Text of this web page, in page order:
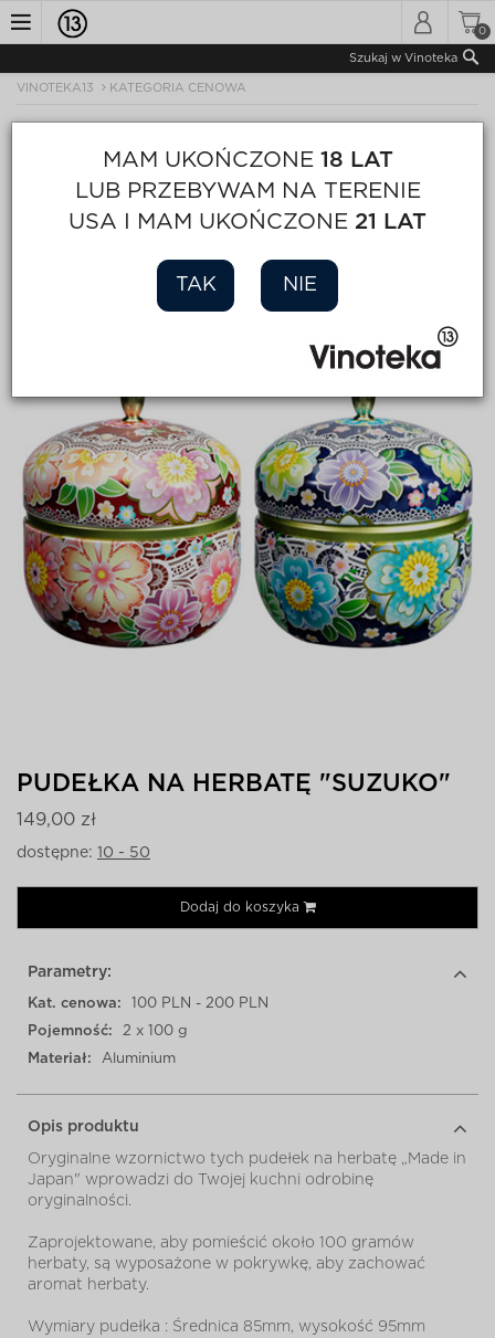
Toggle
0
Szukaj w Vinoteka
VINOTEKA13 KATEGORIA CENOWA
PUDEŁKA NA HERBATĘ "SUZUKO"
149,00 zł
dostępne: 10 - 50
Dodaj do koszyka
Parametry:
Kat. cenowa:
100 PLN - 200 PLN
Pojemność:
2 x 100 g
Materiał:
Aluminium
Opis produktu
Oryginalne wzornictwo tych pudełek na herbatę „Made in
Japan" wprowadzi do Twojej kuchni odrobinę
oryginalności.
Zaprojektowane, aby pomieścić około 100 gramów
herbaty, są wyposażone w pokrywkę, aby zachować
aromat herbaty.
Wymiary pudełka : Średnica 85mm, wysokość 95mm
MAM UKOŃCZONE 18 LAT
LUB PRZEBYWAM NA TERENIE
USA I MAM UKOŃCZONE 21 LAT
TAK NIE